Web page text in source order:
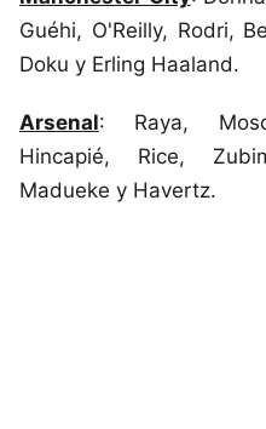
Guéhi, O'Reilly, Rodri,
Doku y Erling Haaland.
Arsenal: Raya,
Hincapié, Rice,
Madueke y Havertz.